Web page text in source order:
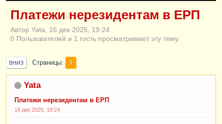
Платежи нерезидентам в ЕРП
Автор Yata, 16 дек 2025, 19:24
0 Пользователей и 1 гость просматривают эту тему.
ВНИЗ Страницы 1
Yata
Платежи нерезидентам в ЕРП
16 дек 2025, 19:24